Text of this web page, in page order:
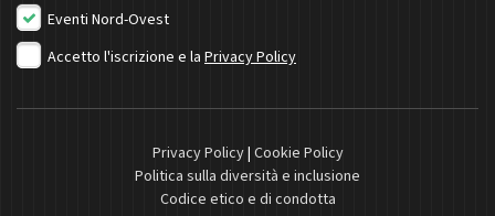
Eventi Nord-Ovest
Accetto l'iscrizione e la Privacy Policy
Privacy Policy| Cookie Policy
Politica sulla diversità e inclusione
Codice etico e di condotta